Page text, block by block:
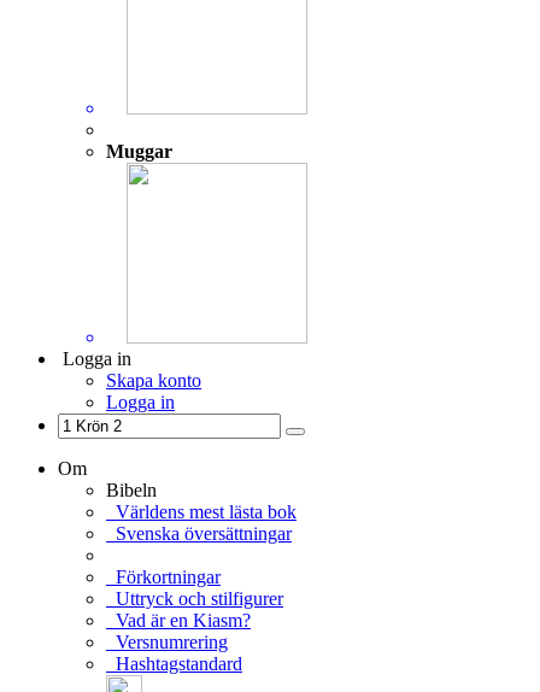
Muggar
Logga in
Skapa konto
Logga in
Om
Bibeln
Världens mest lästa bok
Svenska översättningar
Förkortningar
Uttryck och stilfigurer
Vad är en Kiasm?
Versnumrering
Hashtagstandard